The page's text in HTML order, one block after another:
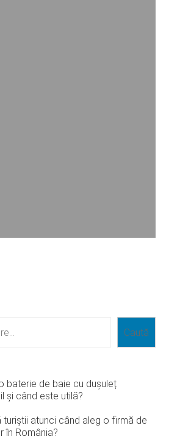
Caută
baterie de baie cu dușuleț
și când este utilă?
turiștii atunci când aleg o firmă de
în România?